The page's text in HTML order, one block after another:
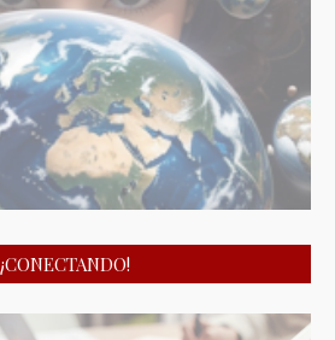
¡CONECTANDO!